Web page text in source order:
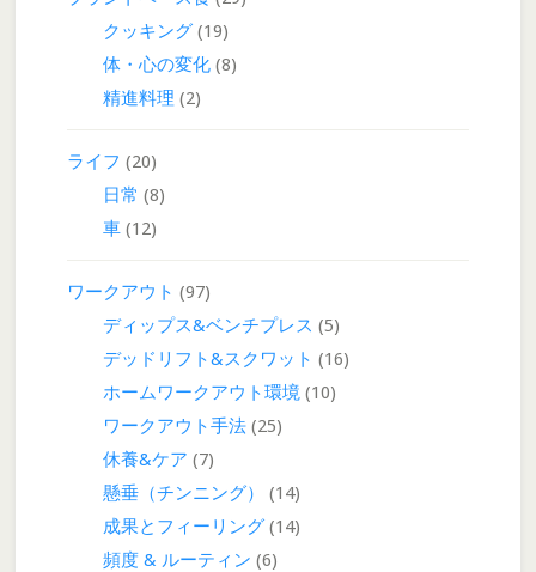
クッキング(19)
体・心の変化(8)
精進料理 (2)
ライフ (20)
日常 (8)
車(12)
ワークアウト (97)
ディップス&ベンチプレス (5)
デッドリフト&スクワット (16)
ホームワークアウト環境(10)
ワークアウト手法(25)
休養&ケア (7)
懸垂（チンニング）
(14)
成果とフィーリング(14)
頻度 & ルーティン (6)